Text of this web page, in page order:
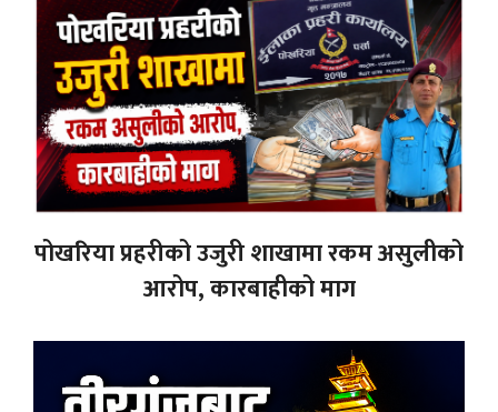
पोखरिया प्रहरीको उजुरी शाखामा रकम असुलीको
आरोप, कारबाहीको माग